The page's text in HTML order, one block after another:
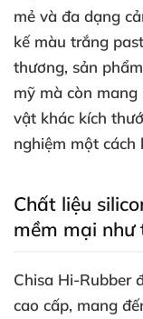
mẻ và đa dạng
kế màu trắng
thương, sản
mỹ mà còn
vật khác kích
nghiệm một cách
Chất liệu
mềm mại như
Chisa Hi-Rubber
cao cấp, mang